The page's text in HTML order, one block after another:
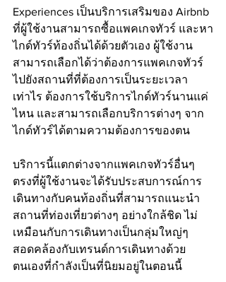
Experiences เป็นบริการเสริมของ Airbnb
ที่ผู้ใช้งานสามารถซื้อแพคเกจทัวร์ และหา
ไกด์ทัวร์ท้องถิ่นได้ด้วยตัวเอง ผู้ใช้งาน
สามารถเลือกได้ว่าต้องการแพคเกจทัวร์
ไปยังสถานที่ที่ต้องการเป็นระยะเวลา
เท่าไร ต้องการใช้บริการไกด์ทัวร์นานแค่
ไหน และสามารถเลือกบริการต่างๆ จาก
ไกด์ทัวร์ได้ตามความต้องการของตน
บริการนี้แตกต่างจากแพคเกจทัวร์อื่นๆ
ตรงที่ผู้ใช้งานจะได้รับประสบการณ์การ
เดินทางกับคนท้องถิ่นที่สามารถแนะนำ
สถานที่ท่องเที่ยวต่างๆ อย่างใกล้ชิด ไม่
เหมือนกับการเดินทางเป็นกลุ่มใหญ่ๆ
สอดคล้องกับเทรนด์การเดินทางด้วย
ตนเองที่กำลังเป็นที่นิยมอยู่ในตอนนี้